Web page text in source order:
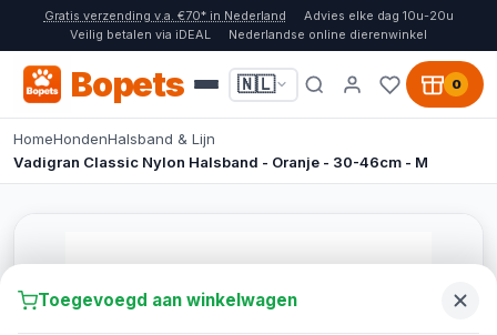
Gratis verzending v.a. €70* in Nederland
Advies elke dag 10u-20u
Veilig betalen via iDEAL
Nederlandse online dierenwinkel
Bopets 🇳🇱 0
HomeHondenHalsband & Lijn
Vadigran Classic Nylon Halsband - Oranje - 30-46cm - M
Toegevoegd aan winkelwagen